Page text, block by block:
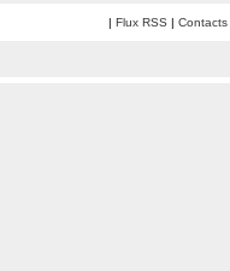
| Flux RSS | Contacts